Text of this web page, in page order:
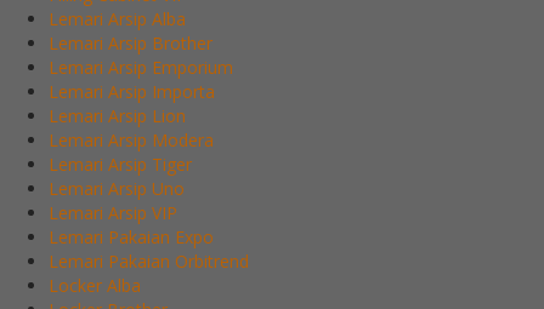
Lemari Arsip Alba
Lemari Arsip Brother
Lemari Arsip Emporium
Lemari Arsip Importa
Lemari Arsip Lion
Lemari Arsip Modera
Lemari Arsip Tiger
Lemari Arsip Uno
Lemari Arsip VIP
Lemari Pakaian Expo
Lemari Pakaian Orbitrend
Locker Alba